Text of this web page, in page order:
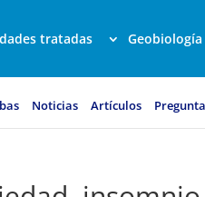
tratadas Geobiología
Noticias Artículos